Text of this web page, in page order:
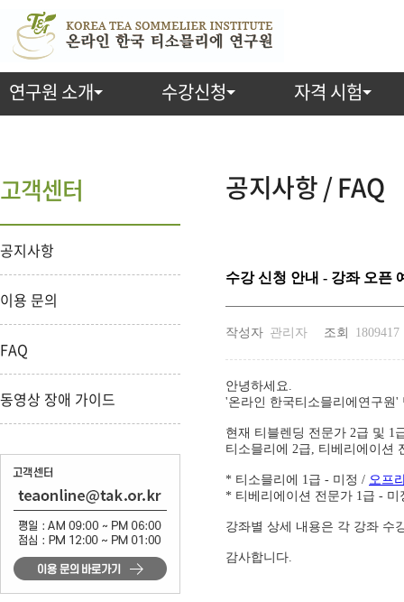
연구원 소개 수강신청 자격 시험
공지사항 / FAQ
수강 신청 안내 - 강좌 오픈
작성자 관리자 조회 1809417
안녕하세요.
'온라인 한국티소믈리에연구원'
현재 티블렌딩 전문가 2급 및 1
티소믈리에 2급, 티베리에이션
* 티소믈리에 1급 - 미정 / 오프
* 티베리에이션 전문가 1급 - 미
강좌별 상세 내용은 각 강좌 수
감사합니다.
고객센터
공지사항
이용 문의
FAQ
동영상 장애 가이드